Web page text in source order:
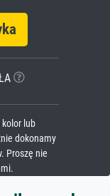
lub
dokonamy
Proszę nie